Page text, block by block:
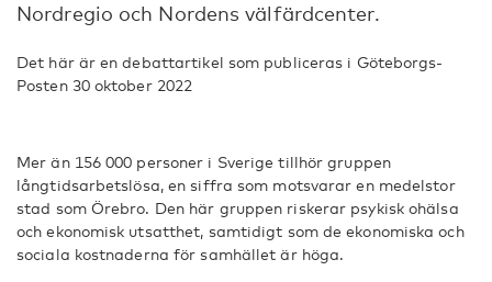
Nordregio och Nordens välfärdcenter.
Det här är en debattartikel som publiceras i Göteborgs-
Posten 30 oktober 2022
Mer än 156 000 personer i Sverige tillhör gruppen
långtidsarbetslösa, en siffra som motsvarar en medelstor
stad som Örebro. Den här gruppen riskerar psykisk ohälsa
och ekonomisk utsatthet, samtidigt som de ekonomiska och
sociala kostnaderna för samhället är höga.